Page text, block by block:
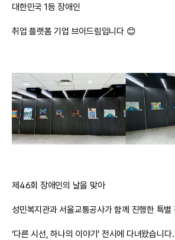
대한민국 1등 장애인
취업 플랫폼 기업 브이드림입니다 😊
제46회 장애인의 날을 맞아
성민복지관과 서울교통공사가 함께 진행한 특별
‘다른 시선, 하나의 이야기’ 전시에 다녀왔습니다.